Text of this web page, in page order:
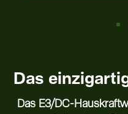
Das
Das E3/DC-